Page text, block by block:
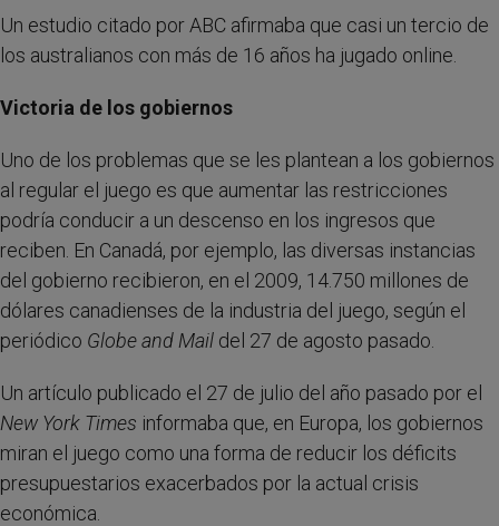
Un estudio citado por ABC afirmaba que casi un tercio de
los australianos con más de 16 años ha jugado online.
Victoria de los gobiernos
Uno de los problemas que se les plantean a los gobiernos
al regular el juego es que aumentar las restricciones
podría conducir a un descenso en los ingresos que
reciben. En Canadá, por ejemplo, las diversas instancias
del gobierno recibieron, en el 2009, 14.750 millones de
dólares canadienses de la industria del juego, según el
periódico Globe and Mail del 27 de agosto pasado.
Un artículo publicado el 27 de julio del año pasado por el
New York Times informaba que, en Europa, los gobiernos
miran el juego como una forma de reducir los déficits
presupuestarios exacerbados por la actual crisis
económica.